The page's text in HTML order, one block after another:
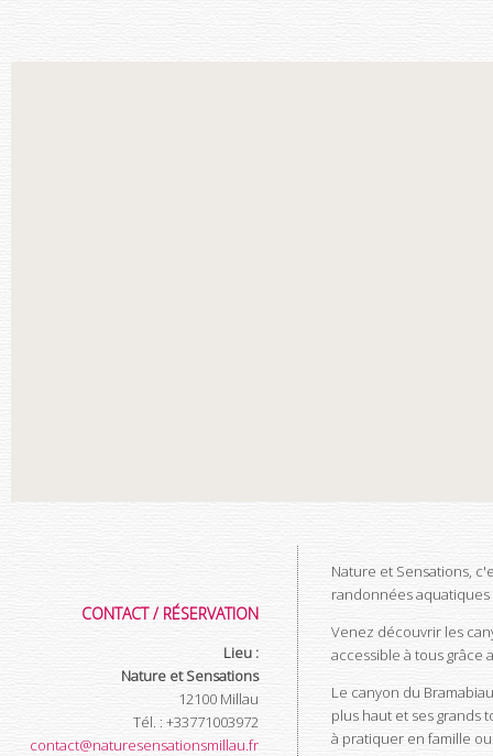
CONTACT / RÉSERVATION
Lieu :
Nature et Sensations
12100 Millau
Tél. : +33771003972
contact@naturesensationsmillau.fr
Nature et Sensations,
randonnées
Venez découvrir les
accessible à tous grâce
Le canyon du
plus haut et ses grands
à pratiquer en famille